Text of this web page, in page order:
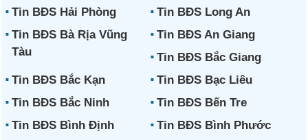
Tin BĐS Hải Phòng
Tin BĐS Long An
Tin BĐS Bà Rịa Vũng
Tàu
Tin BĐS An Giang
Tin BĐS Bắc Giang
Tin BĐS Bắc Kạn
Tin BĐS Bạc Liêu
Tin BĐS Bắc Ninh
Tin BĐS Bến Tre
Tin BĐS Bình Định
Tin BĐS Bình Phước